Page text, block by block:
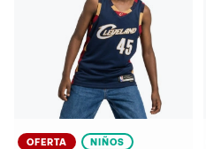
OFERTA NIÑOS